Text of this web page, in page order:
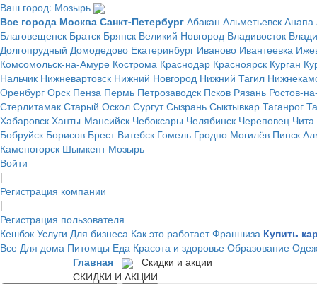
Ваш город: Мозырь
Все города Москва Санкт-Петербург Абакан Альметьевск Анапа
Благовещенск Братск Брянск Великий Новгород Владивосток
Долгопрудный Домодедово Екатеринбург Иваново Ивантеевка
Комсомольск-на-Амуре Кострома Краснодар Красноярск Курган
Нальчик Нижневартовск Нижний Новгород Нижний Тагил
Оренбург Орск Пенза Пермь Петрозаводск Псков Рязань Ростов-
Стерлитамак Старый Оскол Сургут Сызрань Сыктывкар Таганрог
Хабаровск Ханты-Мансийск Чебоксары Челябинск Череповец Чита
Бобруйск Борисов Брест Витебск Гомель Гродно Могилёв Пинск
Каменогорск Шымкент Мозырь
Войти
|
Регистрация компании
|
Регистрация пользователя
Кешбэк Услуги Для бизнеса Как это работает Франшиза Купить
Все Для дома Питомцы Еда Красота и здоровье Образование
Главная
Скидки и акции
СКИДКИ И АКЦИИ